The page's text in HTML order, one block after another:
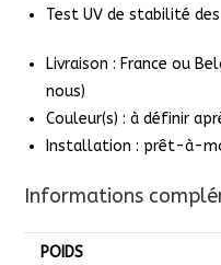
Test UV de stabilité des
Livraison : France ou
nous)
Couleur(s) : à définir
Installation : prêt-à-
Informations
POIDS